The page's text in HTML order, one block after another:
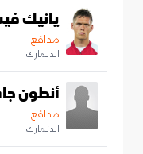
يانيك
مدافع
الدنمارك
أنطون
مدافع
الدنمارك